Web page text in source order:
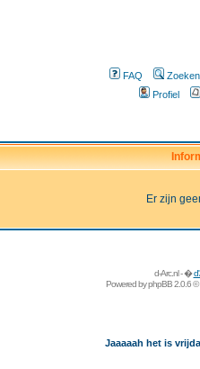
FAQ Zoeken
Profiel
Er zijn
d-Arc.nl - �
Powered byphpBB2.0.6 ©
Jaaaaah het is